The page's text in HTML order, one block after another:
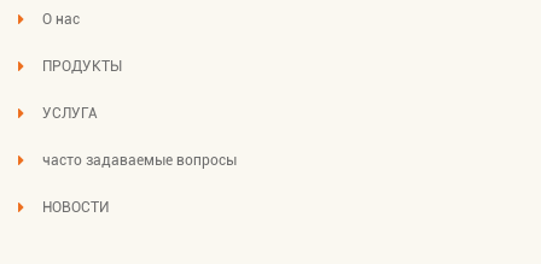
О нас
ПРОДУКТЫ
УСЛУГА
часто задаваемые вопросы
НОВОСТИ